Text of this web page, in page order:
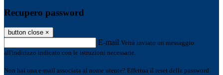
Recupero password
button close ×
E-mail Verrà inviato un messaggio
all'indirizzo indicato con le istruzioni necessarie.
Non hai una e-mail associata al nome utente? Effettua il reset della password